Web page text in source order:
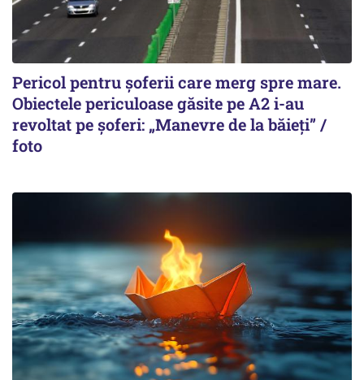
Pericol pentru șoferii care merg spre mare.
Obiectele periculoase găsite pe A2 i-au
revoltat pe șoferi: „Manevre de la băieți” /
foto